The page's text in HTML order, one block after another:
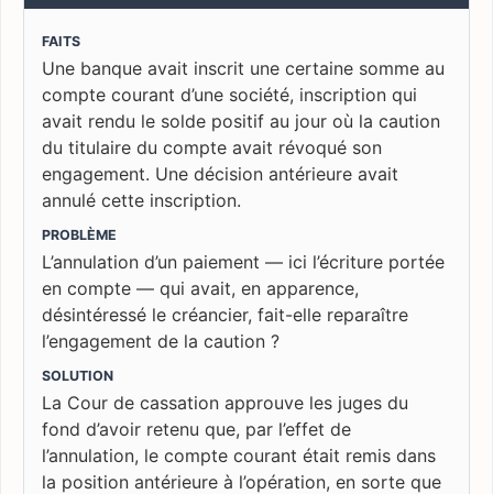
FAITS
Une banque avait inscrit une certaine somme au
compte courant d’une société, inscription qui
avait rendu le solde positif au jour où la caution
du titulaire du compte avait révoqué son
engagement. Une décision antérieure avait
annulé cette inscription.
PROBLÈME
L’annulation d’un paiement — ici l’écriture portée
en compte — qui avait, en apparence,
désintéressé le créancier, fait-elle reparaître
l’engagement de la caution ?
SOLUTION
La Cour de cassation approuve les juges du
fond d’avoir retenu que, par l’effet de
l’annulation, le compte courant était remis dans
la position antérieure à l’opération, en sorte que